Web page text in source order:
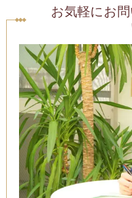
お気軽にお